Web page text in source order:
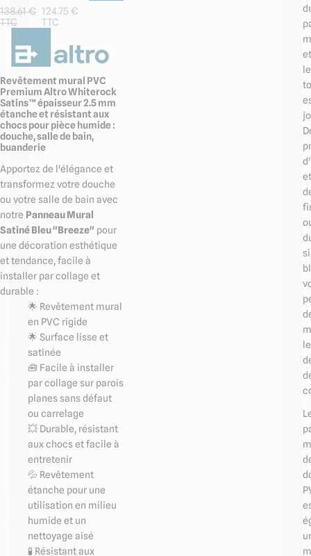
138.61€
TTC
124.75 €
TTC
Revêtement mural PVC
Premium Altro Whiterock
Satins™ épaisseur 2.5 mm
étanche et résistant aux
chocs pour pièce humide :
douche, salle de bain,
buanderie
Apportez de l'élégance et
transformez votre douche
ou votre salle de bain avec
notre Panneau Mural
Satiné Bleu "Breeze" pour
une décoration esthétique
et tendance, facile à
installer par collage et
durable :
🌟 Revêtement mural
en PVC rigide
🌟 Surface lisse et
satinée
🧰 Facile à installer
par collage sur parois
planes sans défaut
ou carrelage
💥 Durable, résistant
aux chocs et facile à
entretenir
💦 Revêtement
étanche pour une
utilisation en milieu
humide et un
nettoyage aisé
🧪 Résistant aux
et
le
et